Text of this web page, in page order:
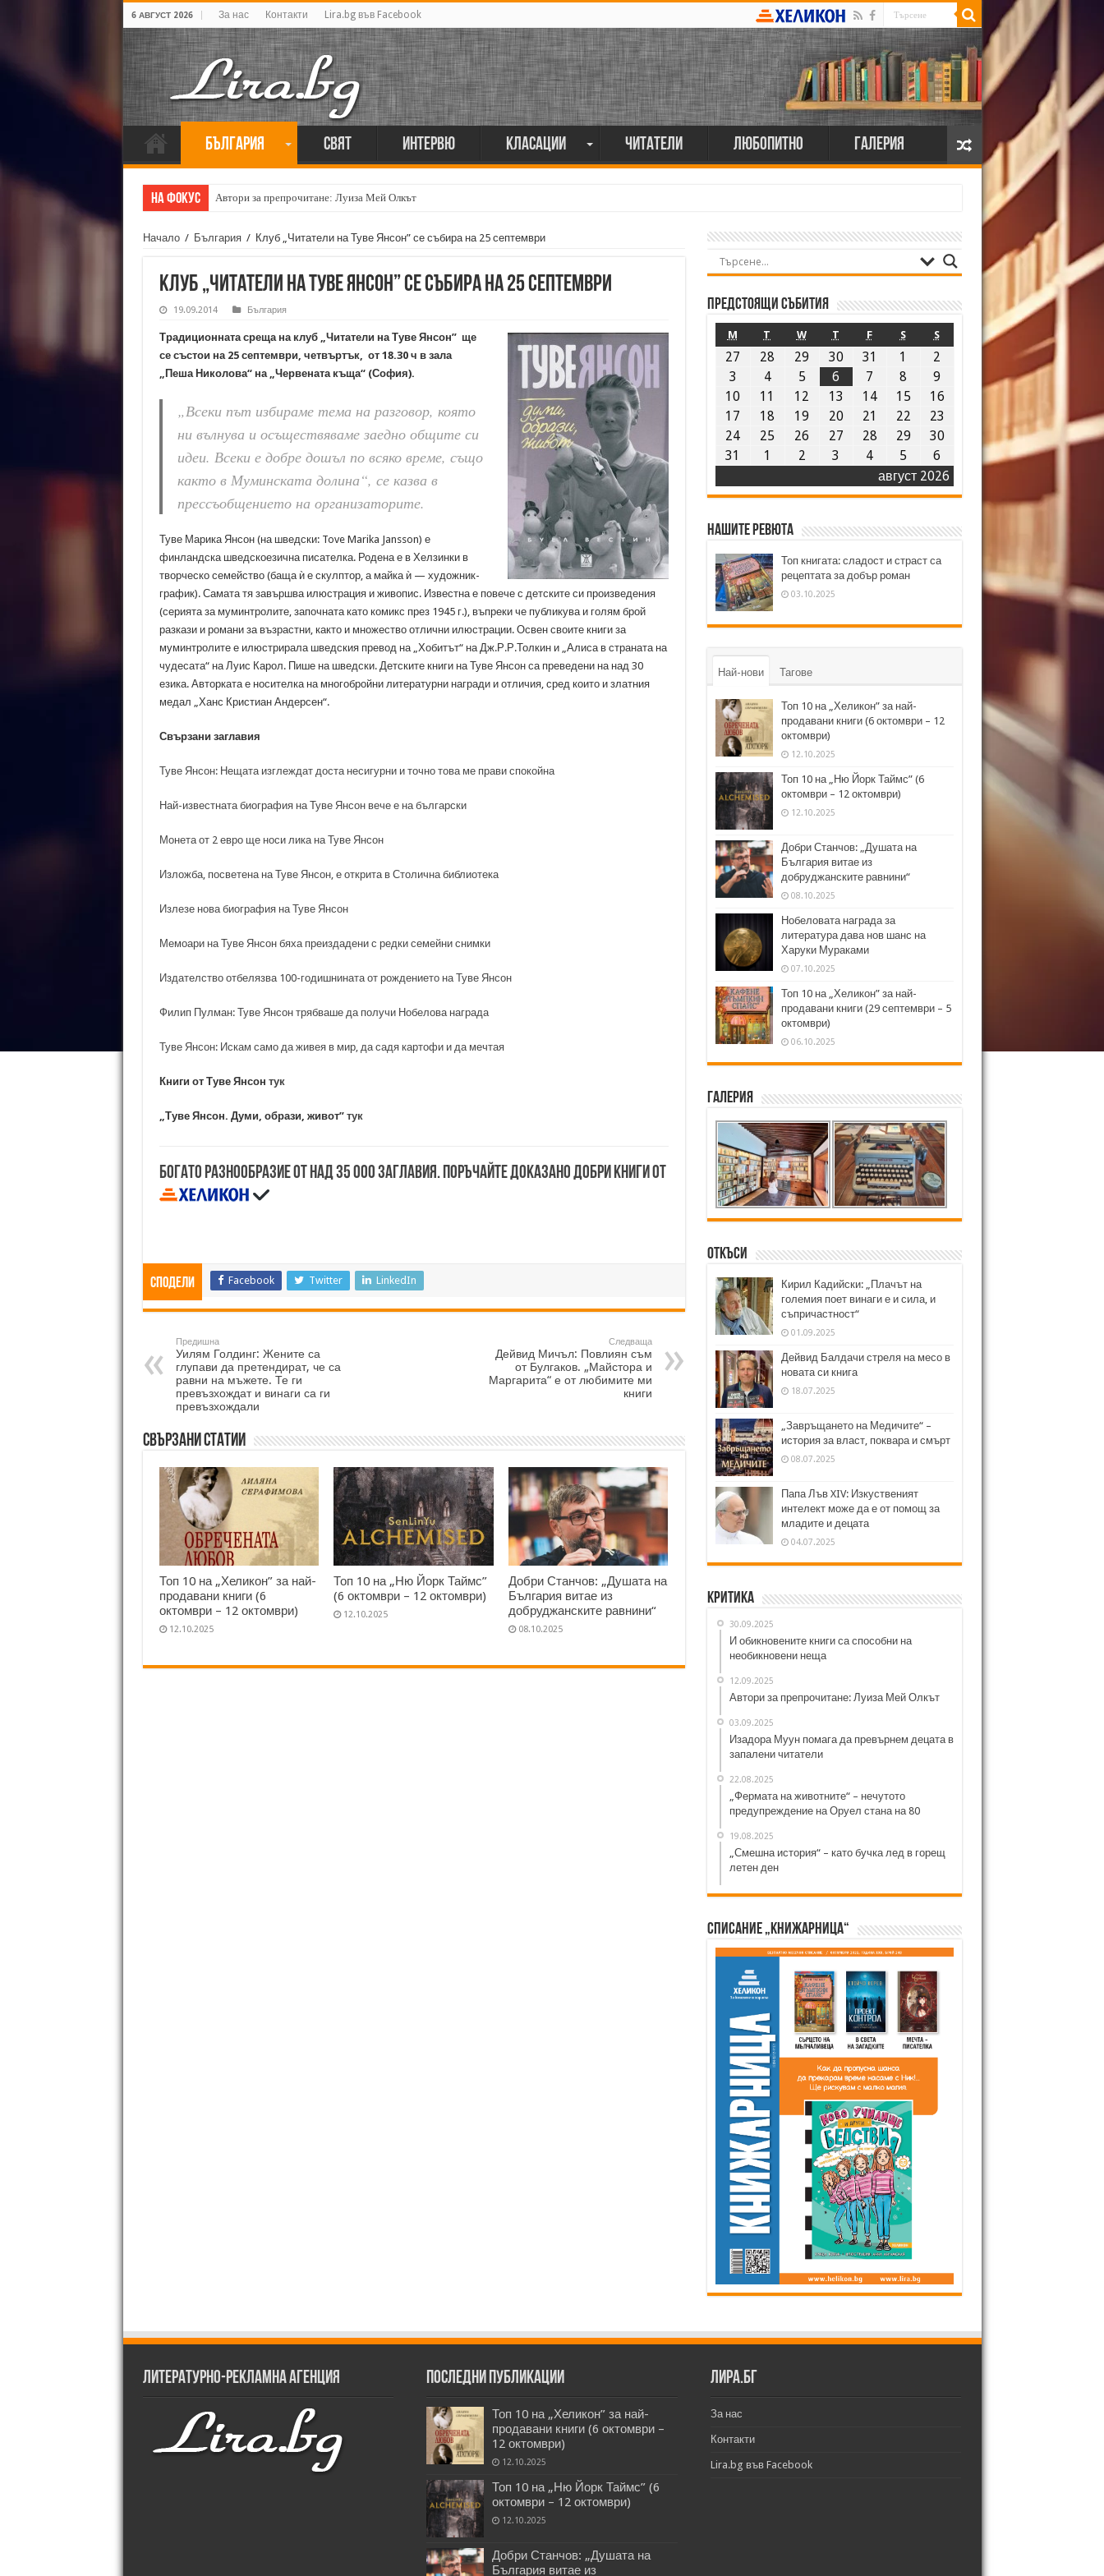
6 АВГУСТ 2026 За нас Контакти Lira.bg във Facebook
България Свят Интервю Класации Читатели Любопитно Галерия
На фокус Автори за препрочитане: Луиза Мей Олкът
Начало / България / Клуб „Читатели на Туве Янсон” се събира на 25 септември
Клуб „Читатели на Туве Янсон” се събира на 25 септември
19.09.2014 България
Традиционната среща на клуб „Читатели на Туве Янсон” ще
се състои на 25 септември, четвъртък, от 18.30 ч в зала
„Пеша Николова“ на „Червената къща“ (София).
„Всеки път избираме тема на разговор, която
ни вълнува и осъществяваме заедно общите си
идеи. Всеки е добре дошъл по всяко време, също
както в Муминската долина“, се казва в
прессъобщението на организаторите.
Туве Марика Янсон (на шведски: Tove Marika Jansson) е
финландска шведскоезична писателка. Родена е в Хелзинки в
творческо семейство (баща ѝ е скулптор, а майка ѝ — художник-
график). Самата тя завършва илюстрация и живопис. Известна е повече с детските си произведения
(серията за муминтролите, започната като комикс през 1945 г.), въпреки че публикува и голям брой
разкази и романи за възрастни, както и множество отлични илюстрации. Освен своите книги за
муминтролите е илюстрирала шведския превод на „Хобитът“ на Дж.Р.Р.Толкин и „Алиса в страната на
чудесата“ на Луис Карол. Пише на шведски. Детските книги на Туве Янсон са преведени на над 30
езика. Авторката е носителка на многобройни литературни награди и отличия, сред които и златния
медал „Ханс Кристиан Андерсен“.
Свързани заглавия
Туве Янсон: Нещата изглеждат доста несигурни и точно това ме прави спокойна
Най-известната биография на Туве Янсон вече е на български
Монета от 2 евро ще носи лика на Туве Янсон
Изложба, посветена на Туве Янсон, е открита в Столична библиотека
Излезе нова биография на Туве Янсон
Мемоари на Туве Янсон бяха преиздадени с редки семейни снимки
Издателство отбелязва 100-годишнината от рождението на Туве Янсон
Филип Пулман: Туве Янсон трябваше да получи Нобелова награда
Туве Янсон: Искам само да живея в мир, да садя картофи и да мечтая
Книги от Туве Янсон тук
„Туве Янсон. Думи, образи, живот” тук
Богато разнообразие от над 35 000 заглавия. Поръчайте доказано добри книги от
Сподели Facebook Twitter LinkedIn
Предишна
Уилям Голдинг: Жените са
глупави да претендират, че са
равни на мъжете. Те ги
превъзхождат и винаги са ги
превъзхождали
Следваща
Дейвид Мичъл: Повлиян съм
от Булгаков. „Майстора и
Маргарита“ е от любимите ми
книги
Свързани статии
Топ 10 на „Хеликон” за най-
продавани книги (6
октомври – 12 октомври)
12.10.2025
Топ 10 на „Ню Йорк Таймс”
(6 октомври – 12 октомври)
12.10.2025
Добри Станчов: „Душата на
България витае из
добруджанските равнини“
08.10.2025
Предстоящи събития
август 2026
M T W T F S S
27 28 29 30 31 1
2
3
4 5 6 7 8
9
10
11 12 13 14 15
16
17
18 19 20 21 22
23
24
25 26 27 28 29
30
31
1 2 3 4 5 6
Нашите ревюта
Топ книгата: сладост и страст са
рецептата за добър роман
03.10.2025
Най-нови Тагове
Топ 10 на „Хеликон” за най-
продавани книги (6 октомври – 12
октомври)
12.10.2025
Топ 10 на „Ню Йорк Таймс” (6
октомври – 12 октомври)
12.10.2025
Добри Станчов: „Душата на
България витае из
добруджанските равнини“
08.10.2025
Нобеловата награда за
литература дава нов шанс на
Харуки Мураками
07.10.2025
Топ 10 на „Хеликон” за най-
продавани книги (29 септември – 5
октомври)
06.10.2025
Галерия
Откъси
Кирил Кадийски: „Плачът на
големия поет винаги е и сила, и
съпричастност“
01.09.2025
Дейвид Балдачи стреля на месо в
новата си книга
18.07.2025
„Завръщането на Медичите“ –
история за власт, поквара и смърт
08.07.2025
Папа Лъв XIV: Изкуственият
интелект може да е от помощ за
младите и децата
04.07.2025
Критика
30.09.2025
И обикновените книги са способни на
необикновени неща
12.09.2025
Автори за препрочитане: Луиза Мей Олкът
03.09.2025
Изадора Муун помага да превърнем децата в
запалени читатели
22.08.2025
„Фермата на животните“ – нечутото
предупреждение на Оруел стана на 80
19.08.2025
„Смешна история“ – като бучка лед в горещ
летен ден
Списание „Книжарница“
Литературно-рекламна агенция Последни публикации
Топ 10 на „Хеликон” за най-
продавани книги (6 октомври –
12 октомври)
12.10.2025
Топ 10 на „Ню Йорк Таймс” (6
октомври – 12 октомври)
12.10.2025
Добри Станчов: „Душата на
България витае из
Лира.бг
За нас
Контакти
Lira.bg във Facebook